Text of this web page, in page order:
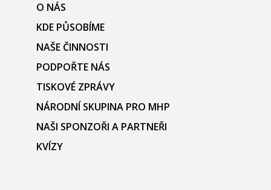
O NÁS
KDE PŮSOBÍME
NAŠE ČINNOSTI
PODPOŘTE NÁS
TISKOVÉ ZPRÁVY
NÁRODNÍ SKUPINA PRO MHP
NAŠI SPONZOŘI A PARTNEŘI
KVÍZY